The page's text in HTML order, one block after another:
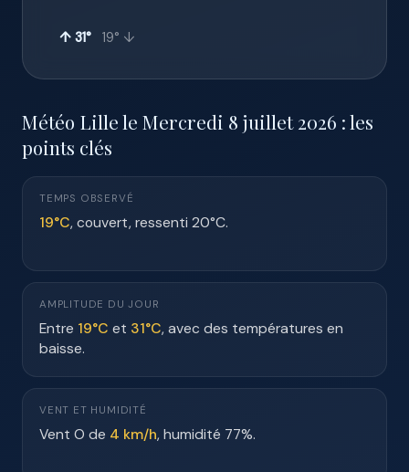
↑ 31° 19° ↓
Météo Lille le Mercredi 8 juillet 2026 : les
points clés
TEMPS OBSERVÉ
19°C, couvert, ressenti 20°C.
AMPLITUDE DU JOUR
Entre 19°C et 31°C, avec des températures en
baisse.
VENT ET HUMIDITÉ
Vent O de 4 km/h, humidité 77%.